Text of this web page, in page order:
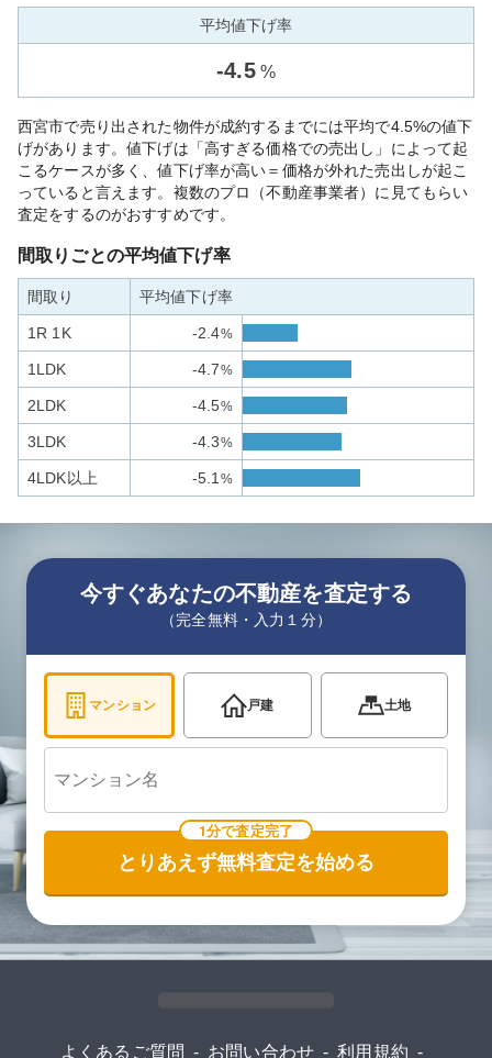
平均値下げ率
-4.5 %
西宮市で売り出された物件が成約するまでには平均で4.5%の値下
げがあります。値下げは「高すぎる価格での売出し」によって起
こるケースが多く、値下げ率が高い＝価格が外れた売出しが起こ
っていると言えます。複数のプロ（不動産事業者）に見てもらい
査定をするのがおすすめです。
間取りごとの平均値下げ率
間取り 平均値下げ率
1R 1K -2.4%
1LDK -4.7%
2LDK -4.5%
3LDK -4.3%
4LDK以上 -5.1 %
今すぐあなたの不動産を査定する
（完全無料・入力１分）
マンション 戸建 土地
1分で査定完了
とりあえず無料査定を始める
よくあるご質問 - お問い合わせ - 利用規約 -